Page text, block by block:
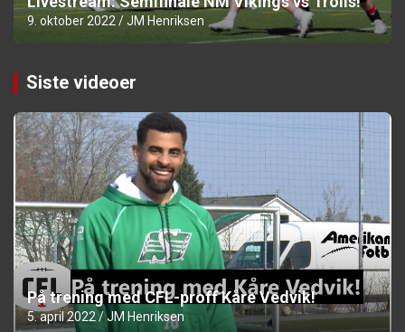
9. oktober 2022 JM Henriksen
Siste videoer
På trening med CFL-proff Kåre Vedvik!
5. april 2022 JM Henriksen